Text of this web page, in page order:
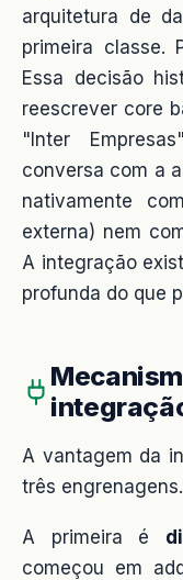
arquitetura de
primeira classe.
Essa decisão
reescrever core
"Inter
conversa com a
nativamente
externa) nem
A integração
profunda do que
A vantagem da
três engrenagens.
A primeira é
começou em